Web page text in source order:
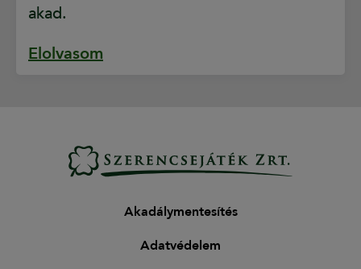
akad.
Elolvasom
Akadálymentesítés
Adatvédelem